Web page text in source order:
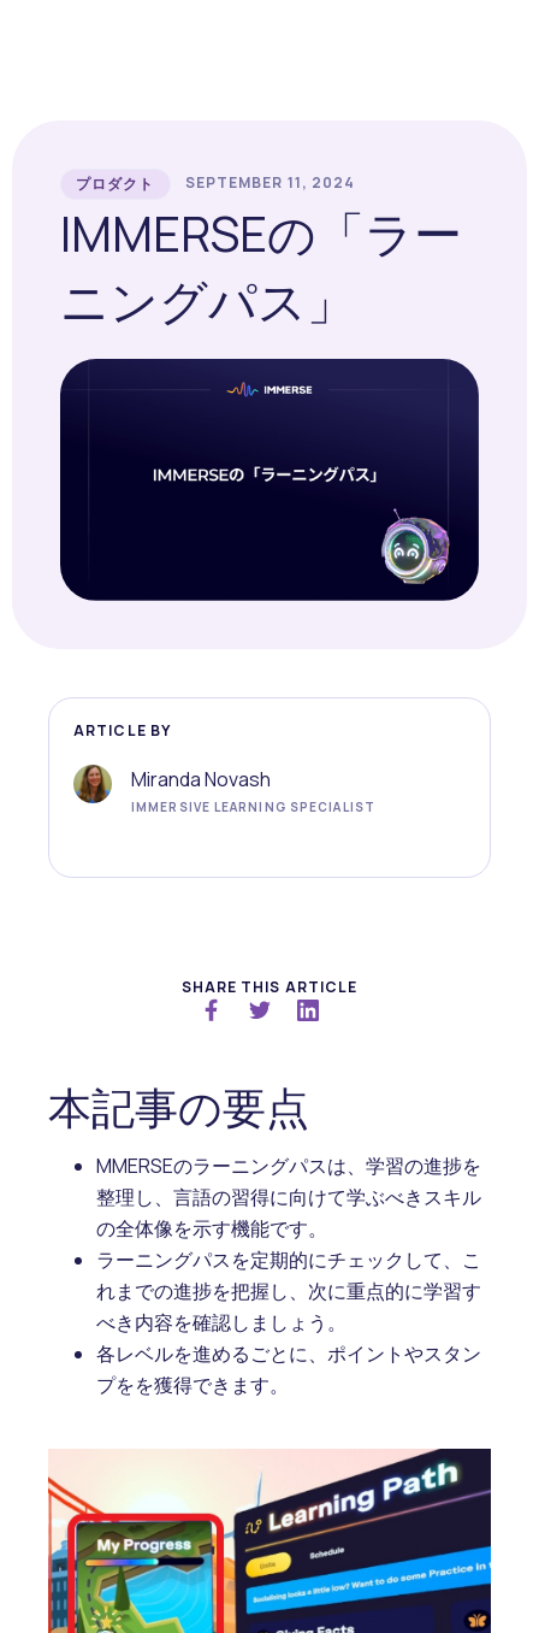
プロダクト SEPTEMBER 11, 2024
IMMERSEの「ラー
ニングパス」
本記事の要点
MMERSEのラーニングパスは、学習の進捗を
整理し、言語の習得に向けて学ぶべきスキル
の全体像を示す機能です。
ラーニングパスを定期的にチェックして、こ
れまでの進捗を把握し、次に重点的に学習す
べき内容を確認しましょう。
各レベルを進めるごとに、ポイントやスタン
プをを獲得できます。
ARTICLE BY
Miranda Novash
IMMERSIVE LEARNING SPECIALIST
SHARE THIS ARTICLE